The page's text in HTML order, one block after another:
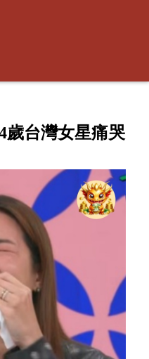
歲台灣女星痛哭